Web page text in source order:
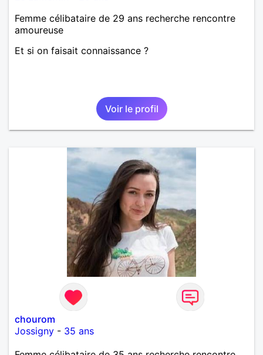
Femme célibataire de 29 ans recherche rencontre
amoureuse
Et si on faisait connaissance ?
Voir le profil
chourom
Jossigny - 35 ans